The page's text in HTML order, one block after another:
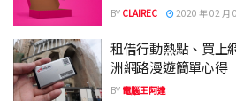
BY CLAIREC 2020 年 02 月
租借行動熱點、買上
洲網路漫遊簡單心得
BY 電腦王阿達